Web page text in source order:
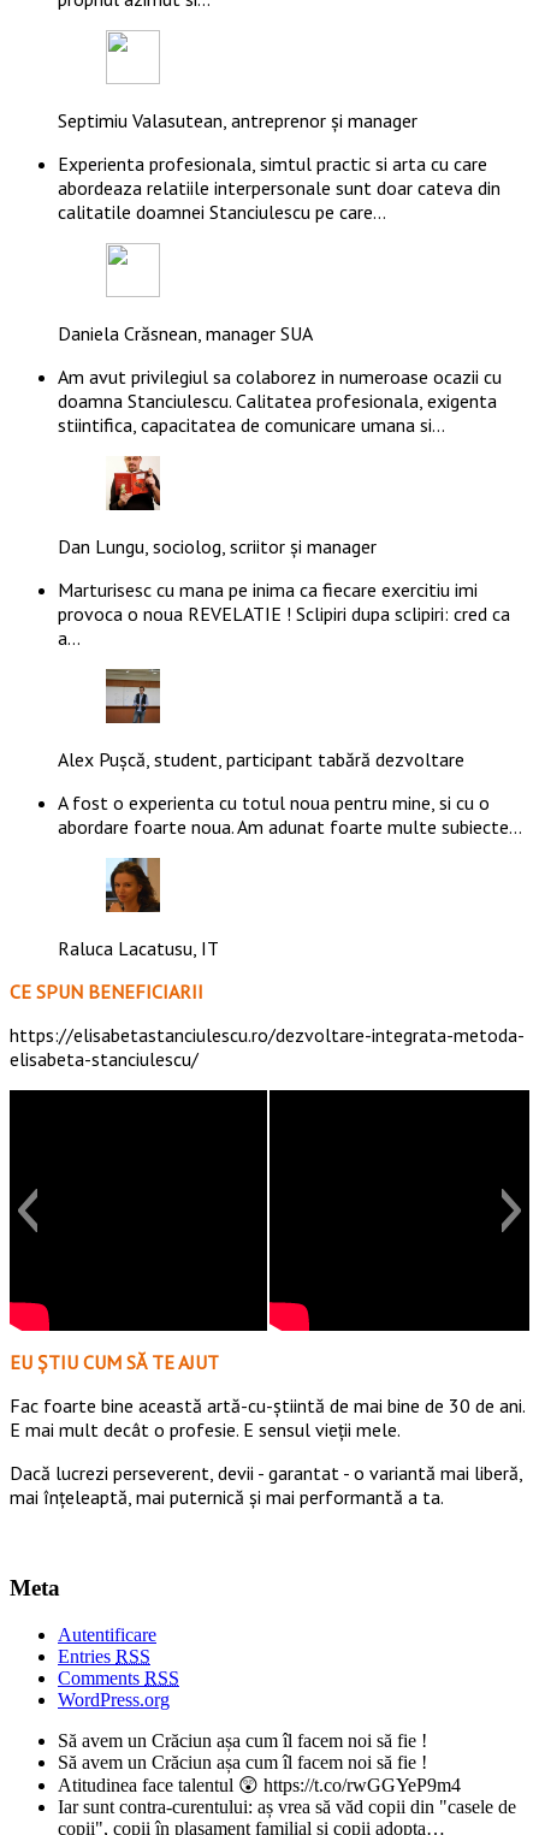
Septimiu Valasutean, antreprenor și manager
Experienta profesionala, simtul practic si arta cu care
abordeaza relatiile interpersonale sunt doar cateva din
calitatile doamnei Stanciulescu pe care…
Daniela Crăsnean, manager SUA
Am avut privilegiul sa colaborez in numeroase ocazii cu
doamna Stanciulescu. Calitatea profesionala, exigenta
stiintifica, capacitatea de comunicare umana si…
Dan Lungu, sociolog, scriitor și manager
Marturisesc cu mana pe inima ca fiecare exercitiu imi
provoca o noua REVELATIE ! Sclipiri dupa sclipiri: cred ca
a…
Alex Pușcă, student, participant tabără dezvoltare
A fost o experienta cu totul noua pentru mine, si cu o
abordare foarte noua. Am adunat foarte multe subiecte…
Raluca Lacatusu, IT
CE SPUN BENEFICIARII
https://elisabetastanciulescu.ro/dezvoltare-integrata-metoda-
elisabeta-stanciulescu/
EU ȘTIU CUM SĂ TE AJUT
Fac foarte bine această artă-cu-știintă de mai bine de 30 de ani.
E mai mult decât o profesie. E sensul vieții mele.
Dacă lucrezi perseverent, devii - garantat - o variantă mai liberă,
mai înțeleaptă, mai puternică și mai performantă a ta.
Meta
Autentificare
Entries RSS
Comments RSS
WordPress.org
Să avem un Crăciun așa cum îl facem noi să fie !
Să avem un Crăciun așa cum îl facem noi să fie !
Atitudinea face talentul 😲 https://t.co/rwGGYeP9m4
Iar sunt contra-curentului: aș vrea să văd copii din "casele de
copii", copii în plasament familial și copii adopta…